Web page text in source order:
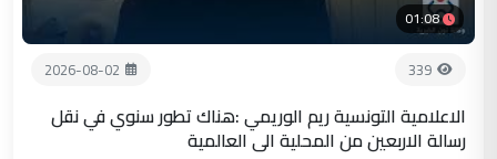
01:08
339
2026-08-02
الاعلامية التونسية ريم الوريمي :هناك تطور سنوي في نقل
رسالة الاربعين من المحلية الى العالمية